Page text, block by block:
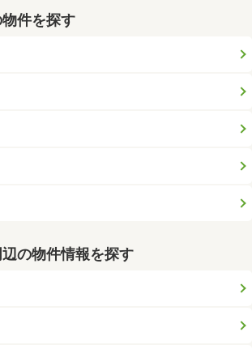
件を探す
の物件情報を探す